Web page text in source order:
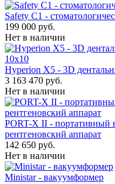
Safety C1 -
199 000 руб.
Нет в наличии
Hyperion X5 - 3D
3 163 470 руб.
Нет в наличии
PORT-X II - портативный
рентгеновский аппарат
142 650 руб.
Нет в наличии
Ministar - вакуумформер